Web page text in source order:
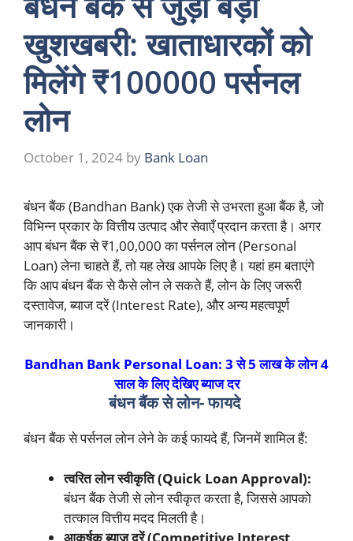
खुशखबरी: खाताधारकों को
मिलेंगे ₹100000 पर्सनल
लोन
October 1, 2024 by Bank Loan
बंधन बैंक (Bandhan Bank) एक तेजी से उभरता हुआ बैंक है, जो
विभिन्न प्रकार के वित्तीय उत्पाद और सेवाएँ प्रदान करता है। अगर
आप बंधन बैंक से ₹1,00,000 का पर्सनल लोन (Personal
Loan) लेना चाहते हैं, तो यह लेख आपके लिए है। यहां हम बताएंगे
कि आप बंधन बैंक से कैसे लोन ले सकते हैं, लोन के लिए जरूरी
दस्तावेज, ब्याज दरें (Interest Rate), और अन्य महत्वपूर्ण
जानकारी।
Bandhan Bank Personal Loan: 3 से 5 लाख के लोन 4
साल के लिए देखिए ब्याज दर
बंधन बैंक से लोन- फायदे
बंधन बैंक से पर्सनल लोन लेने के कई फायदे हैं, जिनमें शामिल हैं:
त्वरित लोन स्वीकृति (Quick Loan Approval):
बंधन बैंक तेजी से लोन स्वीकृत करता है, जिससे आपको
तत्काल वित्तीय मदद मिलती है।
आकर्षक ब्याज दरें (Competitive Interest